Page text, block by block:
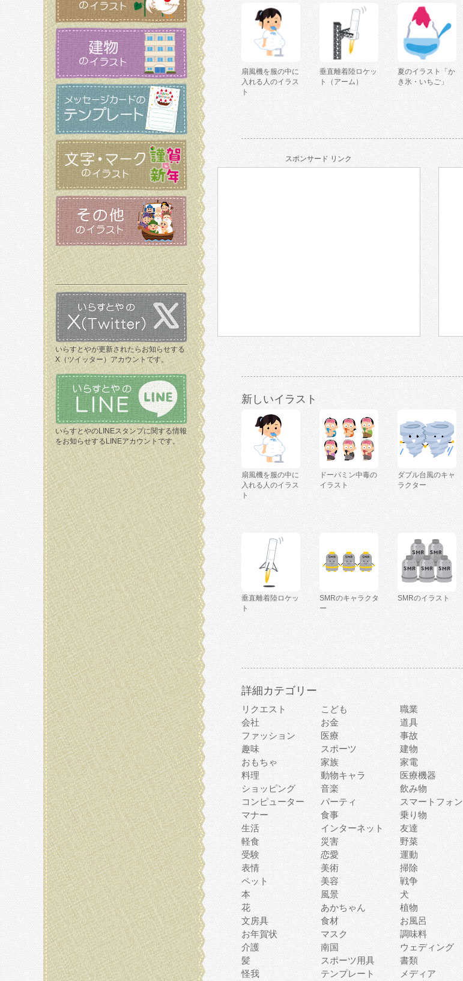
いらすとやが更新されたらお知らせする
X（ツイッター）アカウントです。
いらすとやのLINEスタンプに関する情報
をお知らせするLINEアカウントです。
扇風機を服の中に
入れる人のイラス
ト
垂直離着陸ロケッ
ト（アーム）
夏のイラスト「か
き氷・いちご」
スポンサード リンク
新しいイラスト
扇風機を服の中に
入れる人のイラス
ト
ドーパミン中毒の
イラスト
ダブル台風のキャ
ラクター
垂直離着陸ロケッ
ト
SMRのキャラクタ
ー
SMRのイラスト
詳細カテゴリー
リクエスト こども 職業
会社
お金 道具
ファッション
医療 事故
趣味
スポーツ 建物
おもちゃ
家族 家電
料理
動物キャラ 医療機器
ショッピング
音楽 飲み物
コンピューター
パーティ スマートフォン
マナー
食事 乗り物
生活
インターネット 友達
軽食
災害 野菜
受験
恋愛 運動
表情
美術 掃除
ペット
美容 戦争
本
風景 犬
花
あかちゃん 植物
文房具
食材 お風呂
お年賀状
マスク 調味料
介護
南国 ウェディング
髪
スポーツ用具 書類
怪我
テンプレート メディア